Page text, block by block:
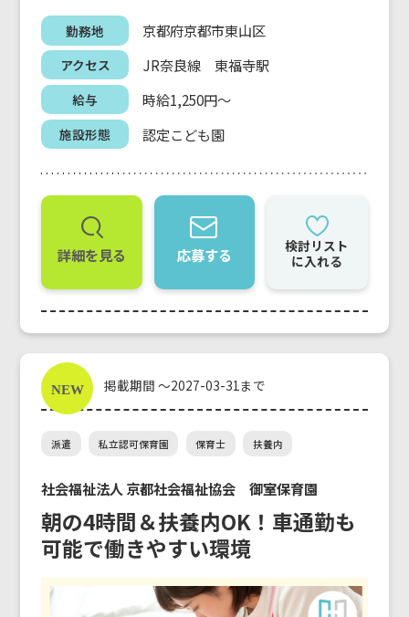
勤務地 京都府京都市東山区
アクセス JR奈良線 東福寺駅
給与 時給1,250円～
施設形態 認定こども園
詳細を見る 応募する
検討リスト
に入れる
掲載期間 ～2027-03-31まで
派遣 私立認可保育園 保育士 扶養内
社会福祉法人 京都社会福祉協会 御室保育園
朝の4時間＆扶養内OK！車通勤も
可能で働きやすい環境